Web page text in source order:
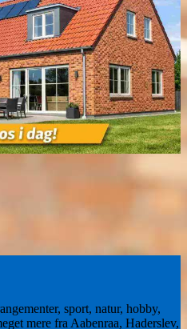
sport, natur, hobby,
mere fra Aabenraa, Haderslev,